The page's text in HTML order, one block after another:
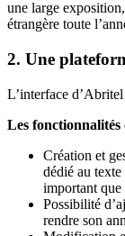
une large
étrangère toute
2. Une
L’interface
Les fonctionnalités
Création et
dédié au
important
Possibilité
rendre son